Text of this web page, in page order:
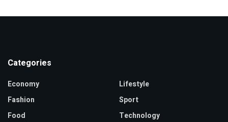
Categories
Economy
Fashion
Food
Lifestyle
Sport
Technology